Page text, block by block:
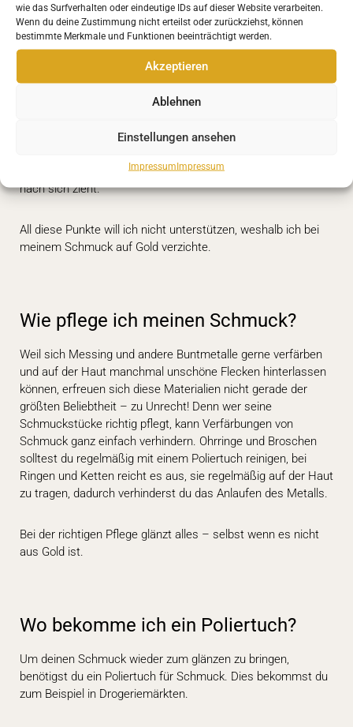
wie das Surfverhalten oder eindeutige IDs auf dieser Website verarbeiten.
Wenn du deine Zustimmung nicht erteilst oder zurückziehst, können
bestimmte Merkmale und Funktionen beeinträchtigt werden.
Akzeptieren
Ablehnen
Einstellungen ansehen
ImpressumImpressum
gefährlichsten Bedingungen in den Goldminen abbauen und
unter gesundheitsschädlichen Bedingungen schürfen. Auch
die Umwelt leidet darunter, da für den Abbau des begehrten
Edelmetalls oft hochgiftige Chemikalien zum Einsatz
Bezahlung, gewaltsame Konflikte, Vertreibung, Kinderarbeit,
der Arbeiter aufs Spiel setzt und starke Umweltbelastungen
nach sich zieht.
All diese Punkte will ich nicht unterstützen, weshalb ich bei
meinem Schmuck auf Gold verzichte.
Wie pflege ich meinen Schmuck?
Weil sich Messing und andere Buntmetalle gerne verfärben
und auf der Haut manchmal unschöne Flecken hinterlassen
können, erfreuen sich diese Materialien nicht gerade der
größten Beliebtheit – zu Unrecht! Denn wer seine
Schmuckstücke richtig pflegt, kann Verfärbungen von
Schmuck ganz einfach verhindern. Ohrringe und Broschen
solltest du regelmäßig mit einem Poliertuch reinigen, bei
Ringen und Ketten reicht es aus, sie regelmäßig auf der Haut
zu tragen, dadurch verhinderst du das Anlaufen des Metalls.
Bei der richtigen Pflege glänzt alles – selbst wenn es nicht
aus Gold ist.
Wo bekomme ich ein Poliertuch?
Um deinen Schmuck wieder zum glänzen zu bringen,
benötigst du ein Poliertuch für Schmuck. Dies bekommst du
zum Beispiel in Drogeriemärkten.